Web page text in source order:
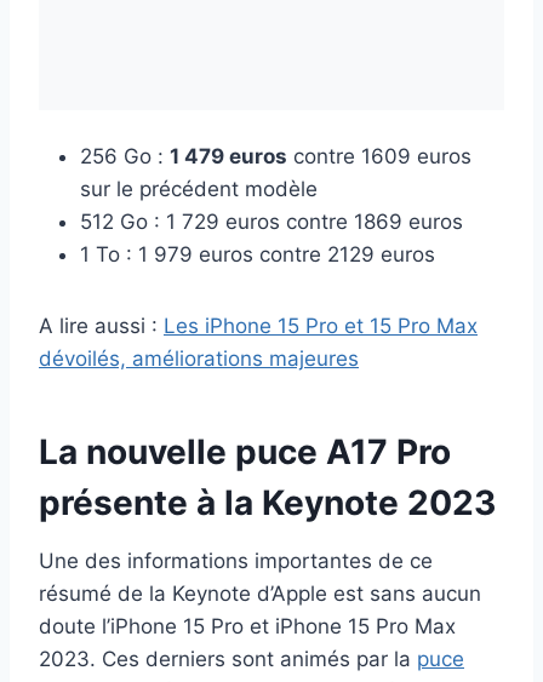
256 Go : 1 479 euros contre 1609 euros
sur le précédent modèle
512 Go : 1 729 euros contre 1869 euros
1 To : 1 979 euros contre 2129 euros
A lire aussi : Les iPhone 15 Pro et 15 Pro Max
dévoilés, améliorations majeures
La nouvelle puce A17 Pro
présente à la Keynote 2023
Une des informations importantes de ce
résumé de la Keynote d’Apple est sans aucun
doute l’iPhone 15 Pro et iPhone 15 Pro Max
2023. Ces derniers sont animés par la puce